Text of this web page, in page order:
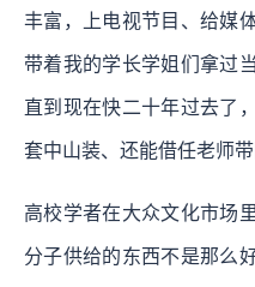
丰富，上电视节目、给媒
带着我的学长学姐们拿过
直到现在快二十年过去了
套中山装、还能借任老师
高校学者在大众文化市场
分子供给的东西不是那么